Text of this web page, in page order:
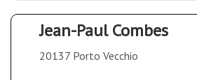
Jean-Paul Combes
20137 Porto Vecchio